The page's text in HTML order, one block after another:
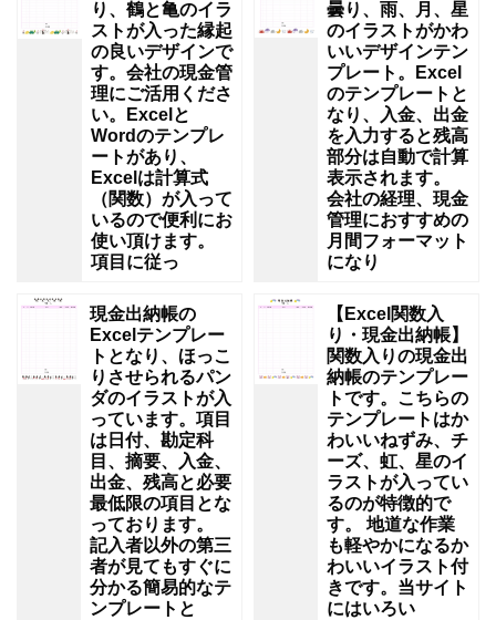
り、鶴と亀のイラ
ストが入った縁起
の良いデザインで
す。会社の現金管
理にご活用くださ
い。Excelと
Wordのテンプレ
ートがあり、
Excelは計算式
（関数）が入って
いるので便利にお
使い頂けます。
項目に従っ
曇り、雨、月、星
のイラストがかわ
いいデザインテン
プレート。Excel
のテンプレートと
なり、入金、出金
を入力すると残高
部分は自動で計算
表示されます。
会社の経理、現金
管理におすすめの
月間フォーマット
になり
現金出納帳の
Excelテンプレー
トとなり、ほっこ
りさせられるパン
ダのイラストが入
っています。項目
は日付、勘定科
目、摘要、入金、
出金、残高と必要
最低限の項目とな
っております。
記入者以外の第三
者が見てもすぐに
分かる簡易的なテ
ンプレートと
【Excel関数入
り・現金出納帳】
関数入りの現金出
納帳のテンプレー
トです。こちらの
テンプレートはか
わいいねずみ、チ
ーズ、虹、星のイ
ラストが入ってい
るのが特徴的で
す。 地道な作業
も軽やかになるか
わいいイラスト付
きです。当サイト
にはいろい